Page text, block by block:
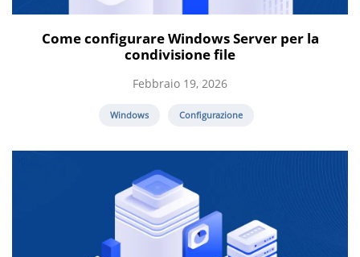
Come configurare Windows Server per la
condivisione file
Febbraio 19, 2026
Windows Configurazione